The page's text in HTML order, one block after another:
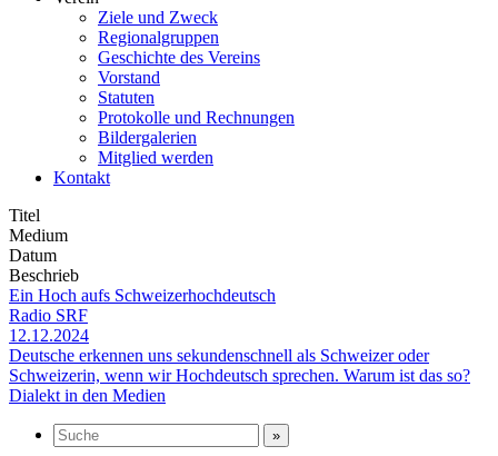
Ziele und Zweck
Regionalgruppen
Geschichte des Vereins
Vorstand
Statuten
Protokolle und Rechnungen
Bildergalerien
Mitglied werden
Kontakt
Titel
Medium
Datum
Beschrieb
Ein Hoch aufs Schweizerhochdeutsch
Radio SRF
12.12.2024
Deutsche erkennen uns sekundenschnell als Schweizer oder
Schweizerin, wenn wir Hochdeutsch sprechen. Warum ist das so?
Dialekt in den Medien